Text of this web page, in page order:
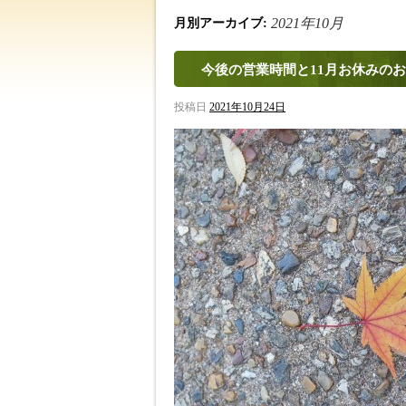
月別アーカイブ: 2021年10月
今後の営業時間と11月お休みの
投稿日 2021年10月24日